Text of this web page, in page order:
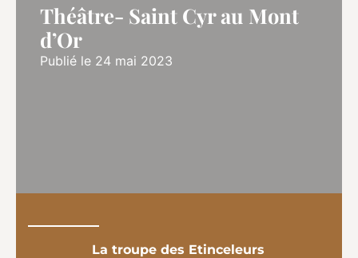
Théâtre- Saint Cyr au Mont
d’Or
Publié le 24 mai 2023
La troupe des Etinceleurs